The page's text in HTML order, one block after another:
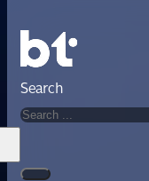
Search